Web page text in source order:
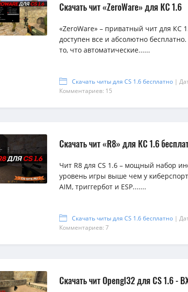
Скачать чит «ZeroWare» для КС 1.6
«ZeroWare» – приватный чит для
доступен все и абсолютно
то, что автоматические......
Скачать читы для CS 1.6 бесплатно |
Комментариев: 15
Скачать чит «R8» для КС 1.6
Чит R8 для CS 1.6 – мощный набор
уровень игры выше чем у
AIM, триггербот и ESP.......
Скачать читы для CS 1.6 бесплатно |
Комментариев: 7
Скачать чит Opengl32 для CS 1.6 -